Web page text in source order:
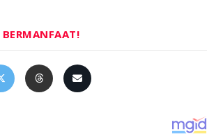
BERMANFAAT!